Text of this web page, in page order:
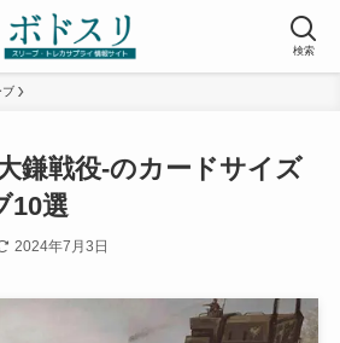
検索
ブ
鎌戦役-のカードサイズ
10選
2024年7月3日